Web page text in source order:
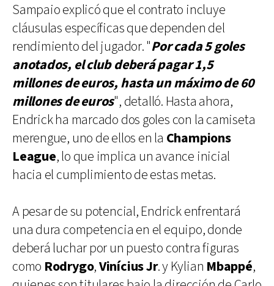
Sampaio explicó que el contrato incluye
cláusulas específicas que dependen del
rendimiento del jugador. "Por cada 5 goles
anotados, el club deberá pagar 1,5
millones de euros, hasta un máximo de 60
millones de euros", detalló. Hasta ahora,
Endrick ha marcado dos goles con la camiseta
merengue, uno de ellos en la Champions
League, lo que implica un avance inicial
hacia el cumplimiento de estas metas.
A pesar de su potencial, Endrick enfrentará
una dura competencia en el equipo, donde
deberá luchar por un puesto contra figuras
como Rodrygo,Vinícius Jr. y Kylian Mbappé,